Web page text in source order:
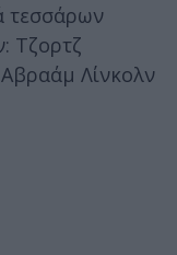
τεσσάρων
Τζορτζ
Λίνκολν